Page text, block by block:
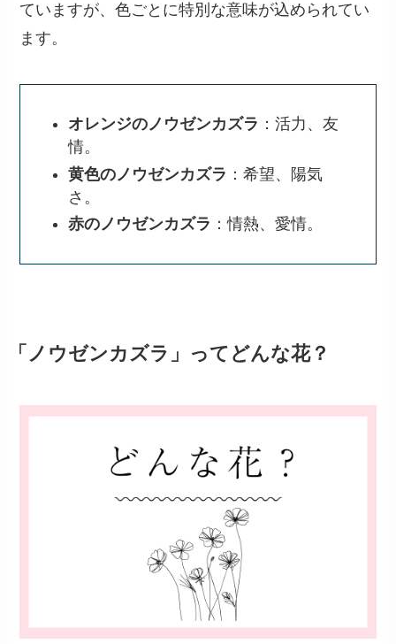
ていますが、色ごとに特別な意味が込められてい
ます。
オレンジのノウゼンカズラ ：活力、友
情。
黄色のノウゼンカズラ ：希望、陽気
さ。
赤のノウゼンカズラ ：情熱、愛情。
「ノウゼンカズラ」ってどんな花？